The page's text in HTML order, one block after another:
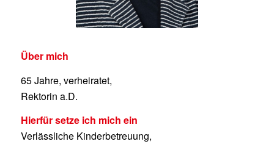
Über mich
65 Jahre, verheiratet,
Rektorin a.D.
Hierfür setze ich mich ein
Verlässliche Kinderbetreuung,